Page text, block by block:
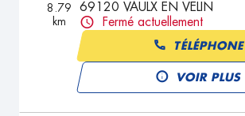
8.79
km
69120 VAULX EN VELIN
Fermé actuellement
TÉLÉPHONE
VOIR PLUS